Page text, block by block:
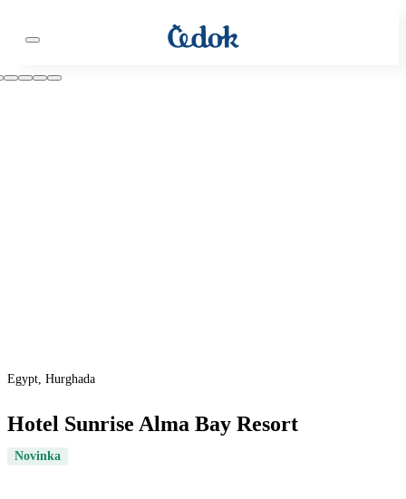
Egypt, Hurghada
Hotel Sunrise Alma Bay Resort
Novinka